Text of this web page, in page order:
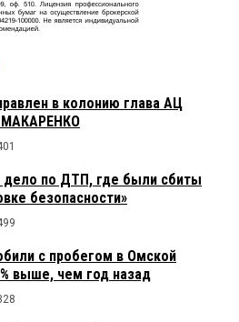
в колонию глава АЦ
МАКАРЕНКО
дело по ДТП, где были сбиты
безопасности»
с пробегом в Омской
выше, чем год назад